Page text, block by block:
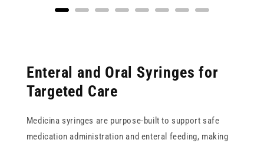
Enteral and Oral Syringes for
Targeted Care
Medicina syringes are purpose-built to support safe
medication administration and enteral feeding, making